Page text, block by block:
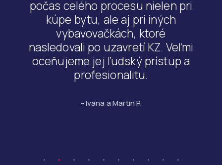
počas celého procesu nielen pri
kúpe bytu, ale aj pri iných
vybavovačkách, ktoré
nasledovali po uzavretí KZ. Veľmi
oceňujeme jej ľudský prístup a
profesionalitu.
– Ivana a Martin P.